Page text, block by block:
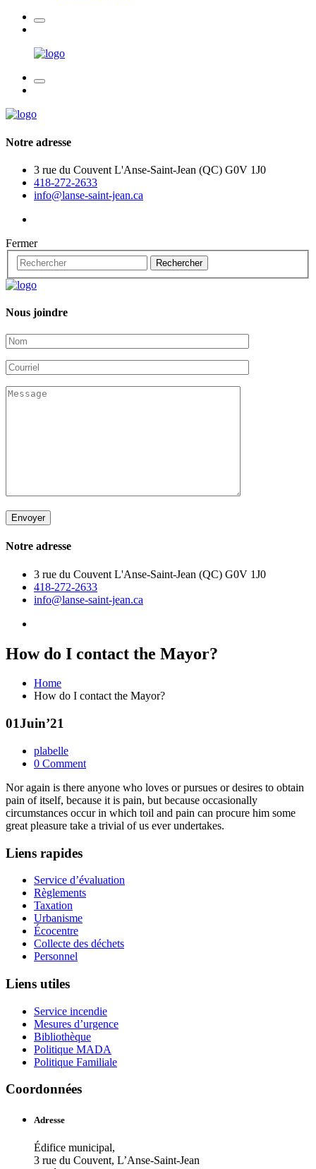
Notre adresse
3 rue du Couvent L'Anse-Saint-Jean (QC) G0V 1J0
418-272-2633
info@lanse-saint-jean.ca
Fermer
Nous joindre
Notre adresse
3 rue du Couvent L'Anse-Saint-Jean (QC) G0V 1J0
418-272-2633
info@lanse-saint-jean.ca
How do I contact the Mayor?
Home
How do I contact the Mayor?
01Juin’21
plabelle
0 Comment
Nor again is there anyone who loves or pursues or desires to obtain
pain of itself, because it is pain, but because occasionally
circumstances occur in which toil and pain can procure him some
great pleasure take a trivial of us ever undertakes.
Liens rapides
Service d’évaluation
Règlements
Taxation
Urbanisme
Écocentre
Collecte des déchets
Personnel
Liens utiles
Service incendie
Mesures d’urgence
Bibliothèque
Politique MADA
Politique Familiale
Coordonnées
Adresse
Édifice municipal,
3 rue du Couvent, L’Anse-Saint-Jean